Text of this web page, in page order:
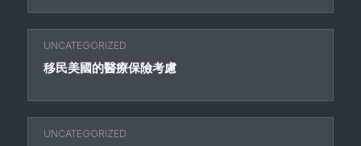
UNCATEGORIZED
移民美國的醫療保險考慮
UNCATEGORIZED